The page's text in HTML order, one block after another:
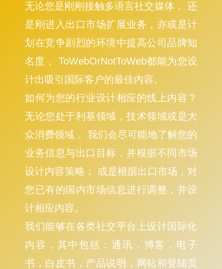
无论您是刚刚接触多语言社交媒体， 还
是刚进入出口市场扩展业务，亦或是计
划在竞争剧烈的环境中提高公司品牌知
名度， ToWebOrNotToWeb都能为您设
计出吸引国际客户的最佳内容。
如何为您的行业设计相应的线上内容？
无论您处于利基领域，技术领域或是大
众消费领域， 我们会尽可能地了解您的
业务信息与出口目标，并根据不同市场
设计内容策略； 或是根据出口市场，对
您已有的国内市场信息进行调整，并设
计相应内容。
我们能够在各类社交平台上设计国际化
内容，其中包括：通讯，博客，电子
书，白皮书，产品说明，网站和登陆页